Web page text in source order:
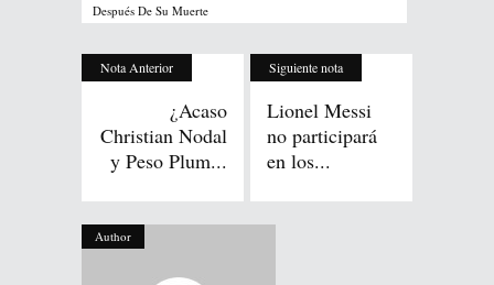
Después De Su Muerte
Nota Anterior
¿Acaso
Christian Nodal
y Peso Plum...
Siguiente nota
Lionel Messi
no participará
en los...
Author